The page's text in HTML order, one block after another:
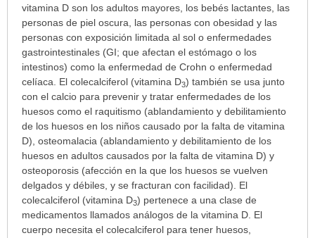
enfermedades
prescribe
este
medicamento?
sido
extendido.
vitamina D son los adultos mayores, los bebés lactantes, las
personas de piel oscura, las personas con obesidad y las
personas con exposición limitada al sol o enfermedades
gastrointestinales (GI; que afectan el estómago o los
intestinos) como la enfermedad de Crohn o enfermedad
celíaca. El colecalciferol (vitamina D3) también se usa junto
con el calcio para prevenir y tratar enfermedades de los
huesos como el raquitismo (ablandamiento y debilitamiento
de los huesos en los niños causado por la falta de vitamina
D), osteomalacia (ablandamiento y debilitamiento de los
huesos en adultos causados por la falta de vitamina D) y
osteoporosis (afección en la que los huesos se vuelven
delgados y débiles, y se fracturan con facilidad). El
colecalciferol (vitamina D3) pertenece a una clase de
medicamentos llamados análogos de la vitamina D. El
cuerpo necesita el colecalciferol para tener huesos,